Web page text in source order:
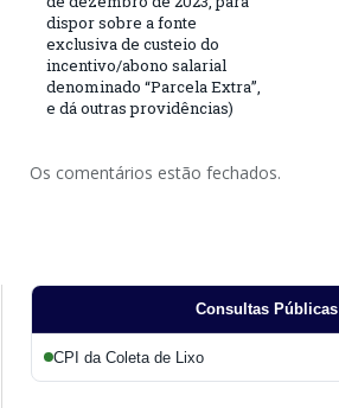
dispor sobre a fonte
exclusiva de custeio do
incentivo/abono salarial
denominado “Parcela Extra”,
e dá outras providências)
Os comentários estão fechados.
Consultas Públicas
CPI da Coleta de Lixo